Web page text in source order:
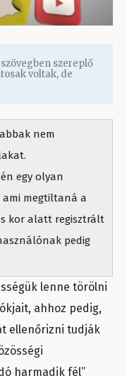
szövegben szereplő
voltak, de
nem
egy olyan
megtiltaná a
kor alatt regisztrált
pedig
lenne törölni
ahhoz pedig,
ellenőrizni tudják
harmadik fél”